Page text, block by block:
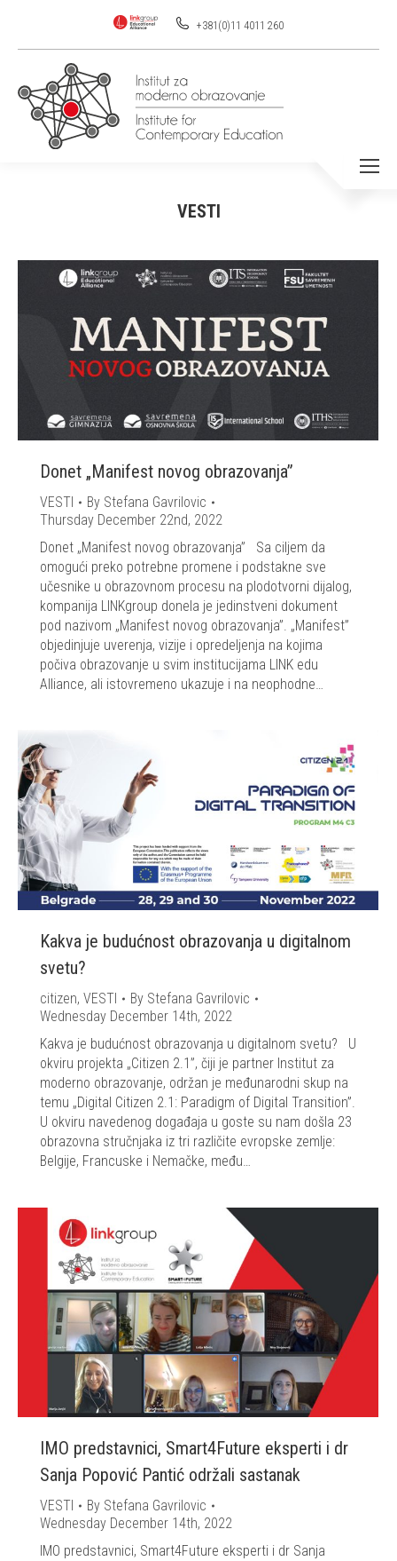
+381(0)11 4011 260
VESTI
Donet „Manifest novog obrazovanja”
VESTI By Stefana Gavrilovic
Thursday December 22nd, 2022
Donet „Manifest novog obrazovanja” Sa ciljem da
omogući preko potrebne promene i podstakne sve
učesnike u obrazovnom procesu na plodotvorni dijalog,
kompanija LINKgroup donela je jedinstveni dokument
pod nazivom „Manifest novog obrazovanja”. „Manifest”
objedinjuje uverenja, vizije i opredeljenja na kojima
počiva obrazovanje u svim institucijama LINK edu
Alliance, ali istovremeno ukazuje i na neophodne…
Kakva je budućnost obrazovanja u digitalnom
svetu?
citizen, VESTI By Stefana Gavrilovic
Wednesday December 14th, 2022
Kakva je budućnost obrazovanja u digitalnom svetu? U
okviru projekta „Citizen 2.1”, čiji je partner Institut za
moderno obrazovanje, održan je međunarodni skup na
temu „Digital Citizen 2.1: Paradigm of Digital Transition”.
U okviru navedenog događaja u goste su nam došla 23
obrazovna stručnjaka iz tri različite evropske zemlje:
Belgije, Francuske i Nemačke, među…
IMO predstavnici, Smart4Future eksperti i dr
Sanja Popović Pantić održali sastanak
VESTI By Stefana Gavrilovic
Wednesday December 14th, 2022
IMO predstavnici, Smart4Future eksperti i dr Sanja